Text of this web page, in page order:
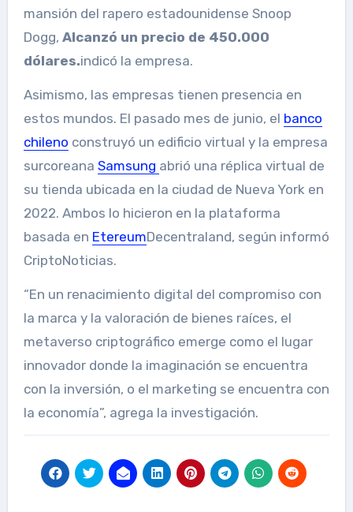
mansión del rapero estadounidense Snoop
Dogg, Alcanzó un precio de 450.000
dólares.indicó la empresa.
Asimismo, las empresas tienen presencia en
estos mundos. El pasado mes de junio, el banco
chileno construyó un edificio virtual y la empresa
surcoreana Samsung abrió una réplica virtual de
su tienda ubicada en la ciudad de Nueva York en
2022. Ambos lo hicieron en la plataforma
basada en EtereumDecentraland, según informó
CriptoNoticias.
“En un renacimiento digital del compromiso con
la marca y la valoración de bienes raíces, el
metaverso criptográfico emerge como el lugar
innovador donde la imaginación se encuentra
con la inversión, o el marketing se encuentra con
la economía”, agrega la investigación.